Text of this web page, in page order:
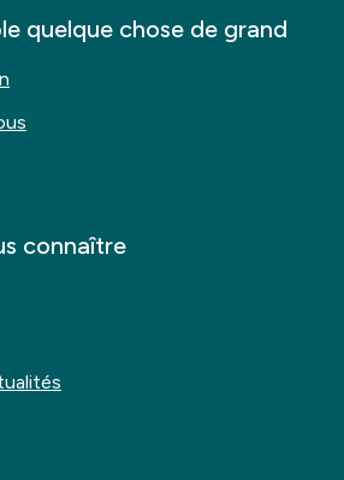
quelque chose de grand
connaître